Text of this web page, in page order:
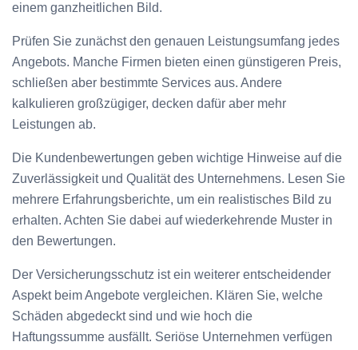
einem ganzheitlichen Bild.
Prüfen Sie zunächst den genauen Leistungsumfang jedes
Angebots. Manche Firmen bieten einen günstigeren Preis,
schließen aber bestimmte Services aus. Andere
kalkulieren großzügiger, decken dafür aber mehr
Leistungen ab.
Die Kundenbewertungen geben wichtige Hinweise auf die
Zuverlässigkeit und Qualität des Unternehmens. Lesen Sie
mehrere Erfahrungsberichte, um ein realistisches Bild zu
erhalten. Achten Sie dabei auf wiederkehrende Muster in
den Bewertungen.
Der Versicherungsschutz ist ein weiterer entscheidender
Aspekt beim Angebote vergleichen. Klären Sie, welche
Schäden abgedeckt sind und wie hoch die
Haftungssumme ausfällt. Seriöse Unternehmen verfügen